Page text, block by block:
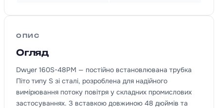
ОПИС
Огляд
Dwyer 160S-48PM — постійно встановлювана трубка
Піто типу S зі сталі, розроблена для надійного
вимірювання потоку повітря у складних промислових
застосуваннях. З вставкою довжиною 48 дюймів та